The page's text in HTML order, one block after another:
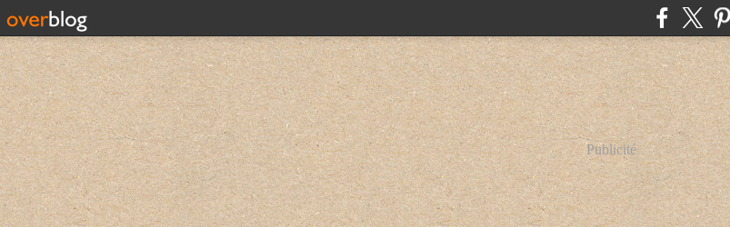
Publicité